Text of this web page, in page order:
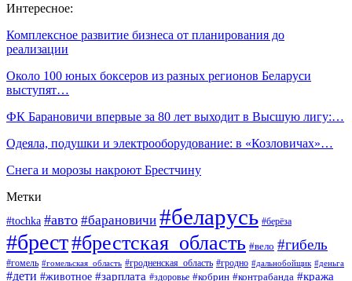
Интересное:
Комплексное развитие бизнеса от планирования до
реализации
Около 100 юных боксеров из разных регионов Беларуси
выступят…
ФК Барановичи впервые за 80 лет выходит в Высшую лигу:…
Одеяла, подушки и электрооборудование: в «Козловичах»…
Снега и морозы накроют Брестчину
Метки
#tochka #авто #барановичи #беларусь #берёза
#брест#брестская_область #вело #гибель
#гомель #гомельская_область #гродненская_область #гродно #дальнобойщик #деньга
#дети #животное #зарплата #здоровье #кобрин #контрабанда #кража